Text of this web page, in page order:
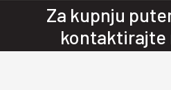
Za kupnju
kontaktirajte